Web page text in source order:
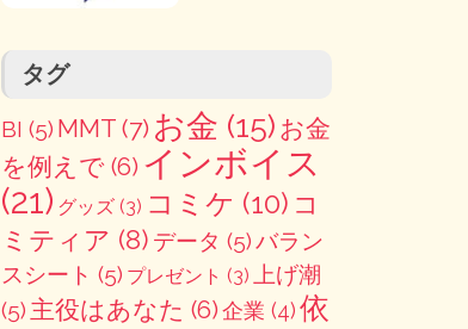
タグ
BI (5) MMT(7) お金 (15) お金
を例えで(6) インボイス
(21) グッズ(3) コミケ (10) コ
ミティア (8) データ (5)バラン
スシート (5) プレゼント (3) 上げ潮
(5) 主役はあなた (6)企業 (4)依